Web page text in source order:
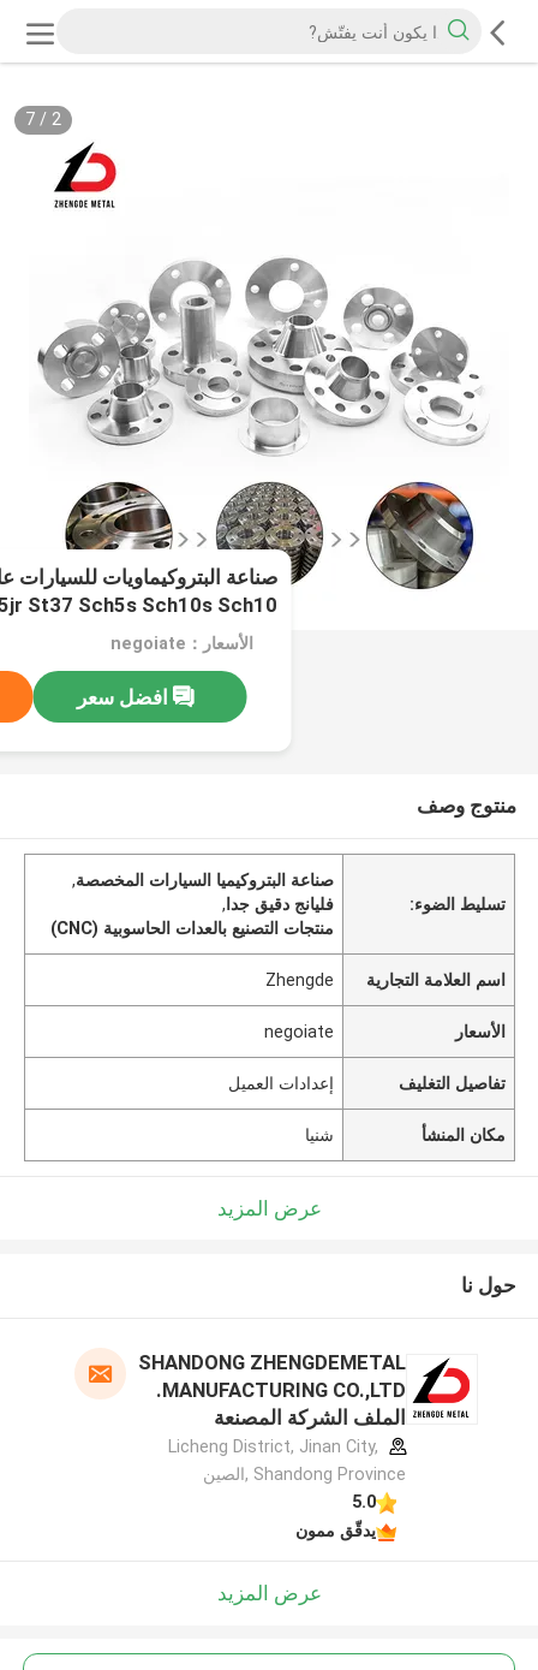
2
/
7
St37 Sch5s Sch10s Sch10
الأسعار：negoiate
افضل سعر
منتوج وصف
تسليط الضوء:
صناعة البتروكيميا السيارات المخصصة,
فليانج دقيق جدا,
منتجات التصنيع بالعدات الحاسوبية (CNC)
اسم العلامة التجارية Zhengde
الأسعار negoiate
تفاصيل التغليف إعدادات العميل
مكان المنشأ شنيا
عرض المزيد
حول نا
SHANDONG ZHENGDEMETAL
MANUFACTURING CO.,LTD.
الملف الشركة المصنعة
Licheng District, Jinan City,
Shandong Province ,الصين
5.0
يدقّق ممون
عرض المزيد